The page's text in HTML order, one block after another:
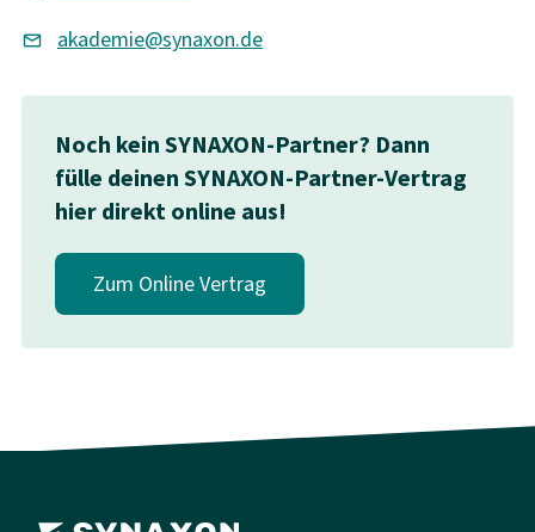
akademie@synaxon.de
Noch kein SYNAXON-Partner? Dann
fülle deinen SYNAXON-Partner-Vertrag
hier direkt online aus!
Zum Online Vertrag